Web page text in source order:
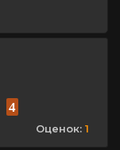
4
Оценок: 1